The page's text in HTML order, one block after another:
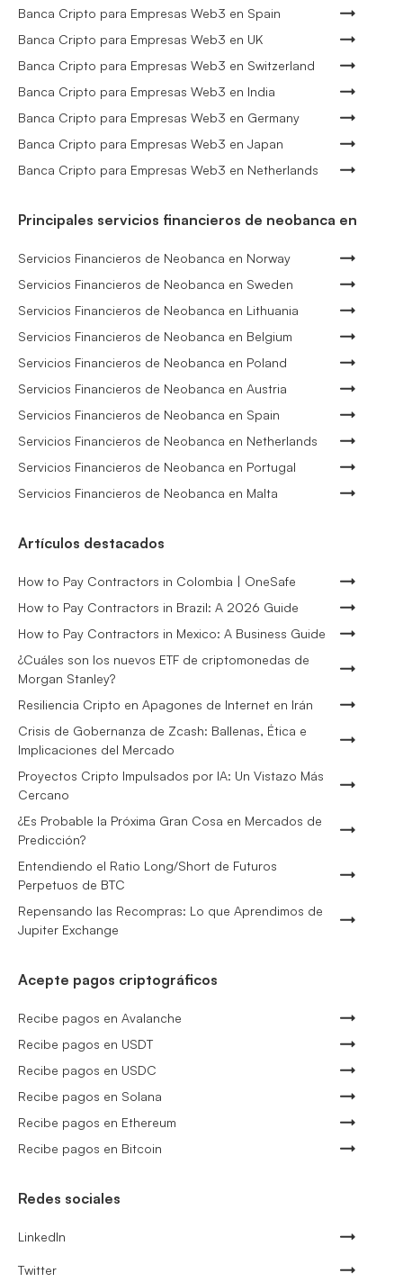
Banca Cripto para Empresas Web3 en Spain
Banca Cripto para Empresas Web3 en UK
Banca Cripto para Empresas Web3 en Switzerland
Banca Cripto para Empresas Web3 en India
Banca Cripto para Empresas Web3 en Germany
Banca Cripto para Empresas Web3 en Japan
Banca Cripto para Empresas Web3 en Netherlands
Principales servicios financieros de neobanca en
Servicios Financieros de Neobanca en Norway
Servicios Financieros de Neobanca en Sweden
Servicios Financieros de Neobanca en Lithuania
Servicios Financieros de Neobanca en Belgium
Servicios Financieros de Neobanca en Poland
Servicios Financieros de Neobanca en Austria
Servicios Financieros de Neobanca en Spain
Servicios Financieros de Neobanca en Netherlands
Servicios Financieros de Neobanca en Portugal
Servicios Financieros de Neobanca en Malta
Artículos destacados
How to Pay Contractors in Colombia | OneSafe
How to Pay Contractors in Brazil: A 2026 Guide
How to Pay Contractors in Mexico: A Business Guide
¿Cuáles son los nuevos ETF de criptomonedas de
Morgan Stanley?
Resiliencia Cripto en Apagones de Internet en Irán
Crisis de Gobernanza de Zcash: Ballenas, Ética e
Implicaciones del Mercado
Proyectos Cripto Impulsados por IA: Un Vistazo Más
Cercano
¿Es Probable la Próxima Gran Cosa en Mercados de
Predicción?
Entendiendo el Ratio Long/Short de Futuros
Perpetuos de BTC
Repensando las Recompras: Lo que Aprendimos de
Jupiter Exchange
Acepte pagos criptográficos
Recibe pagos en Avalanche
Recibe pagos en USDT
Recibe pagos en USDC
Recibe pagos en Solana
Recibe pagos en Ethereum
Recibe pagos en Bitcoin
Redes sociales
LinkedIn
Twitter